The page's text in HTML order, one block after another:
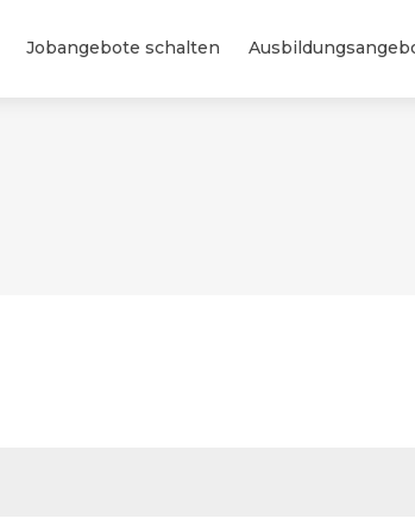
Jobangebote schalten